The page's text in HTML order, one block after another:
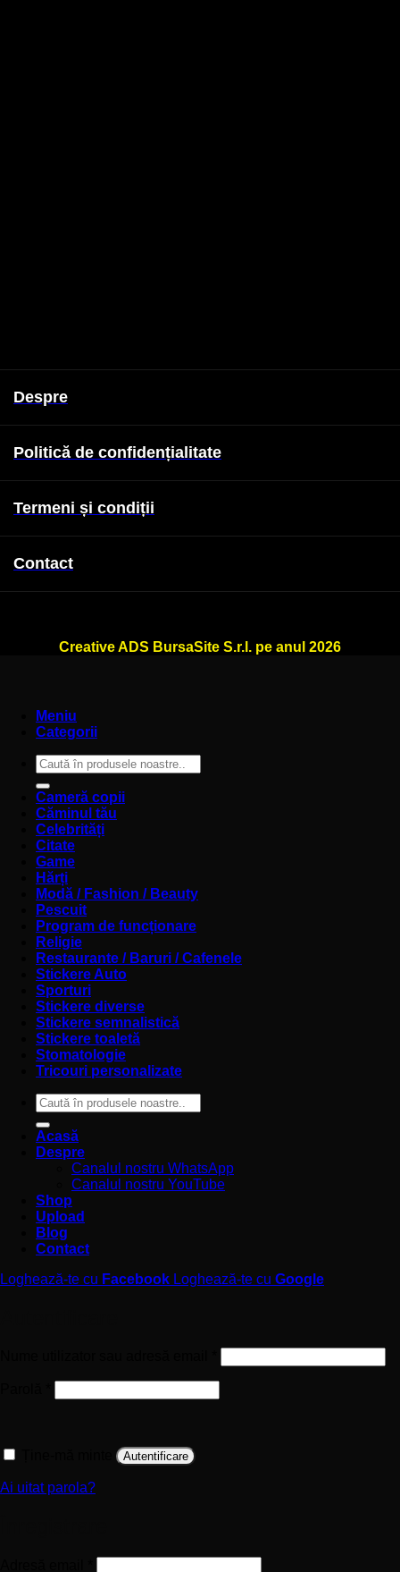
Despre
Politică de confidențialitate
Termeni și condiții
Contact
Creative ADS BursaSite S.r.l. pe anul 2026
Meniu
Categorii
Caută
după:
Cameră copii
Căminul tău
Celebrități
Citate
Game
Hărți
Modă / Fashion / Beauty
Pescuit
Program de funcționare
Religie
Restaurante / Baruri / Cafenele
Stickere Auto
Sporturi
Stickere diverse
Stickere semnalistică
Stickere toaletă
Stomatologie
Tricouri personalizate
Caută
după:
Acasă
Despre
Canalul nostru WhatsApp
Canalul nostru YouTube
Shop
Upload
Blog
Contact
Loghează-te cu Facebook Loghează-te cu Google
Autentificare
Ai uitat parola?